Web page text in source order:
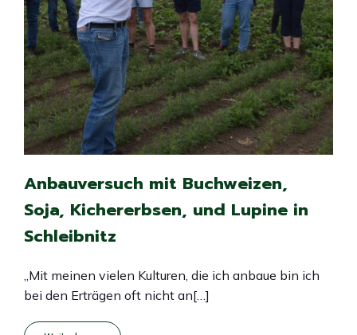
Anbauversuch mit Buchweizen,
Soja, Kichererbsen, und Lupine in
Schleibnitz
„Mit meinen vielen Kulturen, die ich anbaue bin ich
bei den Erträgen oft nicht an[…]